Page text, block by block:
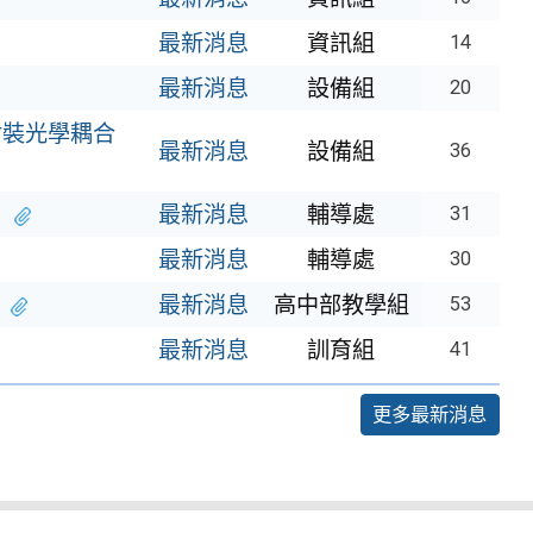
最新消息 資訊組 14
最新消息 設備組 20
光學耦合
最新消息 設備組 36
最新消息 輔導處 31
最新消息 輔導處 30
最新消息 高中部教學組 53
最新消息 訓育組 41
更多最新消息